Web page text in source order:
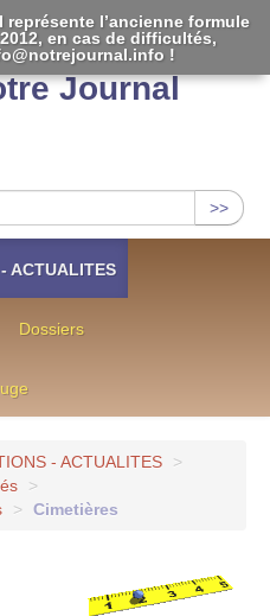
Journal
>>
ACTUALITES
Dossiers
- ACTUALITES
>
>
> Cimetières
l’ancienne formule
en cas de difficultés,
!